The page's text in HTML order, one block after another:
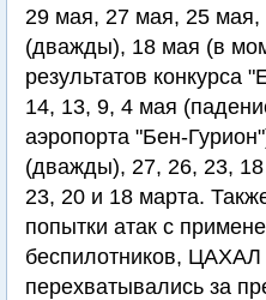
29 мая, 27 мая, 25
(дважды), 18 мая (в
результатов конкурса
14, 13, 9, 4 мая
аэропорта "Бен-
(дважды), 27, 26, 23,
23, 20 и 18 марта.
попытки атак с
беспилотников,
перехватывались за